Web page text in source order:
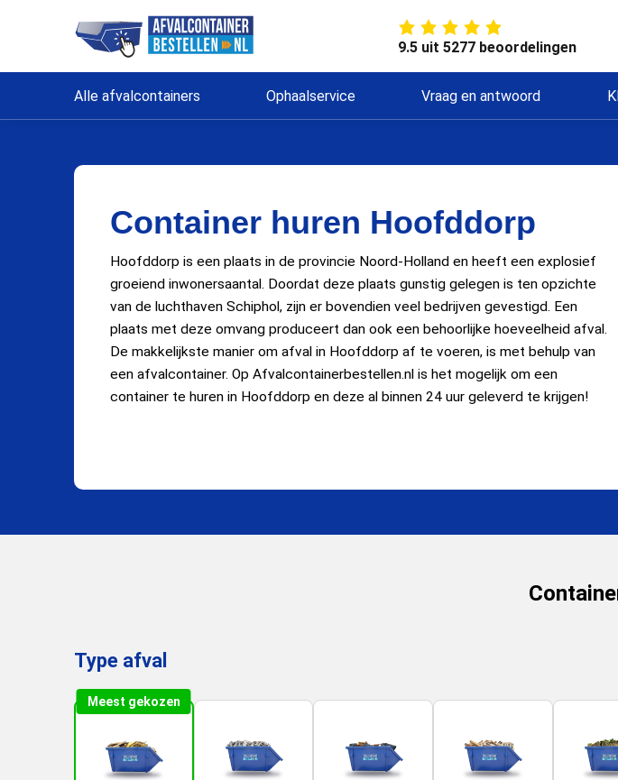
9.5 uit 5277 beoordelingen
Alle afvalcontainers Ophaalservice Vraag en antwoord
Container huren Hoofddorp
Hoofddorp is een plaats in de provincie Noord-Holland en heeft een explosief
groeiend inwonersaantal. Doordat deze plaats gunstig gelegen is ten opzichte
van de luchthaven Schiphol, zijn er bovendien veel bedrijven gevestigd. Een
plaats met deze omvang produceert dan ook een behoorlijke hoeveelheid afval.
De makkelijkste manier om afval in Hoofddorp af te voeren, is met behulp van
een afvalcontainer. Op Afvalcontainerbestellen.nl is het mogelijk om een
container te huren in Hoofddorp en deze al binnen 24 uur geleverd te krijgen!
Type afval
Meest gekozen